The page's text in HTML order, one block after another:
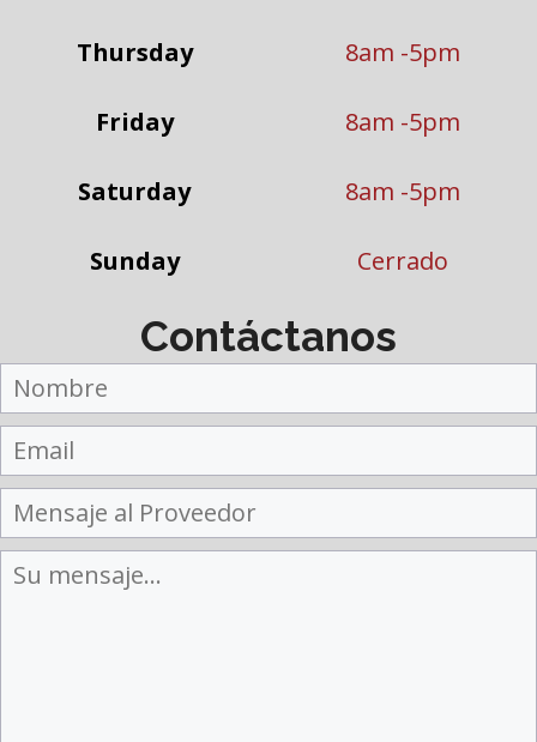
Thursday 8am -5pm
Friday 8am -5pm
Saturday 8am -5pm
Sunday Cerrado
Contáctanos